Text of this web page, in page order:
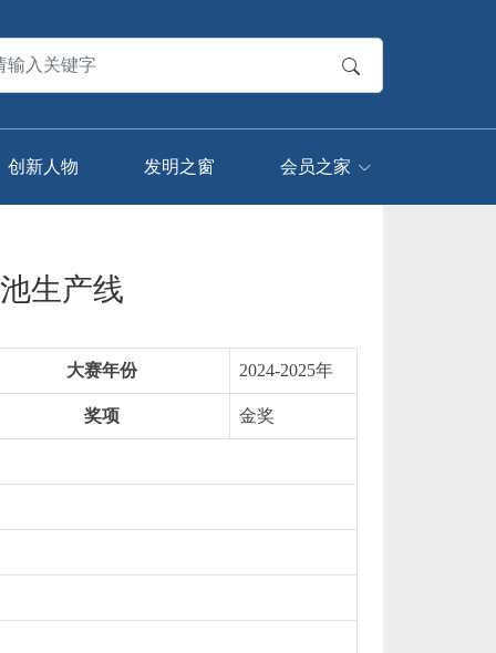
创新人物 发明之窗 会员之家
生产线
大赛年份 2024-2025年
奖项 金奖